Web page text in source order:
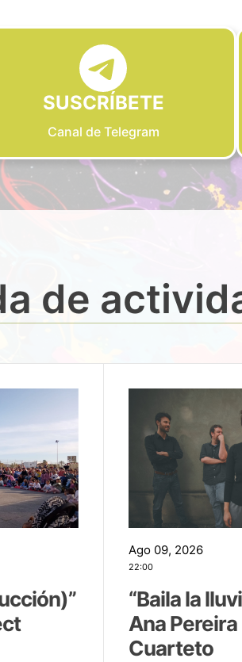
SUSCRÍBETE
Canal de Telegram
de
Ago 09, 2026
22:00
“Baila la
Ana Pereira
Cuarteto